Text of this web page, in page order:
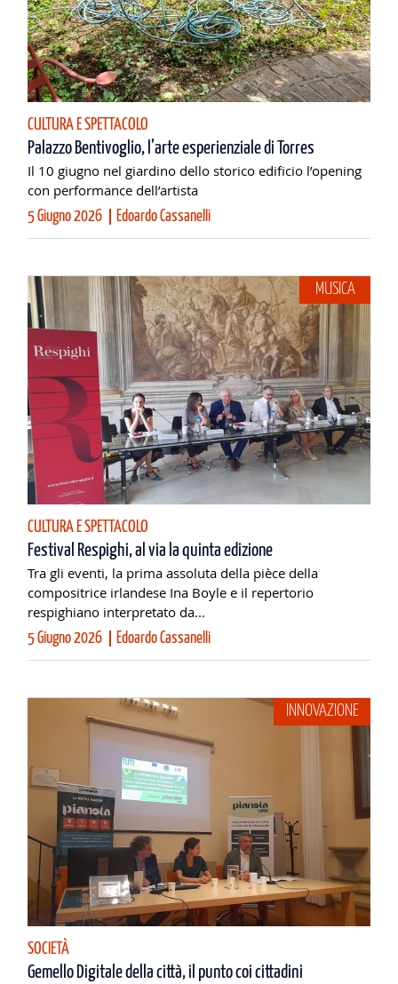
CULTURA E SPETTACOLO
Palazzo Bentivoglio, l’arte esperienziale di Torres
Il 10 giugno nel giardino dello storico edificio l’opening
con performance dell’artista
5 Giugno 2026 Edoardo Cassanelli
CULTURA E SPETTACOLO
MUSICA
Festival Respighi, al via la quinta edizione
Tra gli eventi, la prima assoluta della pièce della
compositrice irlandese Ina Boyle e il repertorio
respighiano interpretato da...
5 Giugno 2026 Edoardo Cassanelli
SOCIETÀ
INNOVAZIONE
Gemello Digitale della città, il punto coi cittadini